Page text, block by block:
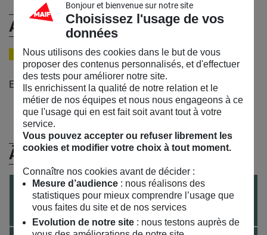
Agathe Gerbaud
ETUDIANTE EN MASTER DESIGN CULINAIRE ESAD DE REIMS
Etudiante en Master Design Culinaire ESAD de Reims
À (Re)Découvrir
Kombo Wakame
26/11/2021au27/11 / 2021
TEMPS FORT TOUT PUBLIC
Bonjour et bienvenue sur notre site
Choisissez l'usage de vos
données
Nous utilisons des cookies dans le but de vous
proposer des contenus personnalisés, et d'effectuer
des tests pour améliorer notre site.
Ils enrichissent la qualité de notre relation et le
métier de nos équipes et nous nous engageons à ce
que l'usage qui en est fait soit avant tout à votre
service.
Vous pouvez accepter ou refuser librement les
cookies et modifier votre choix à tout moment.
Connaître nos cookies avant de décider :
Mesure d’audience: nous réalisons des
statistiques pour mieux comprendre l’usage que
vous faites du site et de nos services
Evolution de notre site: nous testons auprès de